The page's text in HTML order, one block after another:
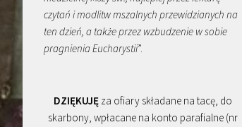
czytań i modlitw mszalnych przewidzianych na
ten dzień, a także przez wzbudzenie w sobie
pragnienia Eucharystii”.
DZIĘKUJĘza ofiary składane na tacę, do
skarbony, wpłacane na konto parafialne (nr